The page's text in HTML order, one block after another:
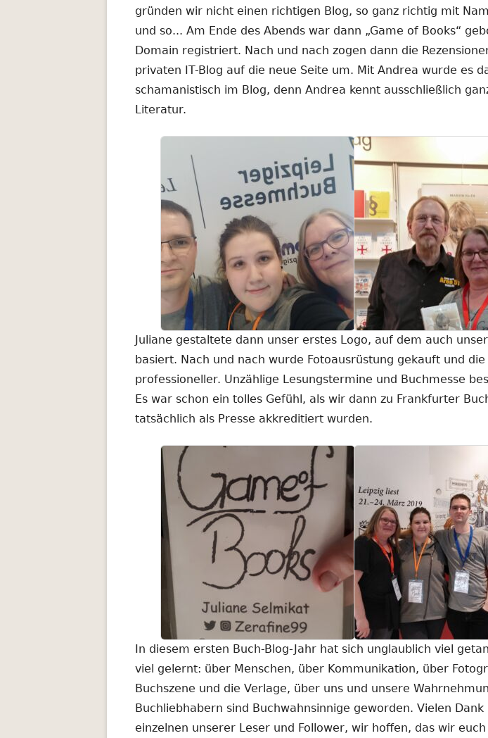
gründen wir nicht einen richtigen Blog, so ganz richtig mit
und so... Am Ende des Abends war dann „Game of Books“
Domain registriert. Nach und nach zogen dann die
privaten IT-Blog auf die neue Seite um. Mit Andrea wurde es
schamanistisch im Blog, denn Andrea kennt ausschließlich
Literatur.
Juliane gestaltete dann unser erstes Logo, auf dem auch
basiert. Nach und nach wurde Fotoausrüstung gekauft und die
professioneller. Unzählige Lesungstermine und Buchmesse
Es war schon ein tolles Gefühl, als wir dann zu Frankfurter
tatsächlich als Presse akkreditiert wurden.
In diesem ersten Buch-Blog-Jahr hat sich unglaublich viel
viel gelernt: über Menschen, über Kommunikation, über
Buchszene und die Verlage, über uns und unsere
Buchliebhabern sind Buchwahnsinnige geworden. Vielen Dank
einzelnen unserer Leser und Follower, wir hoffen, das wir